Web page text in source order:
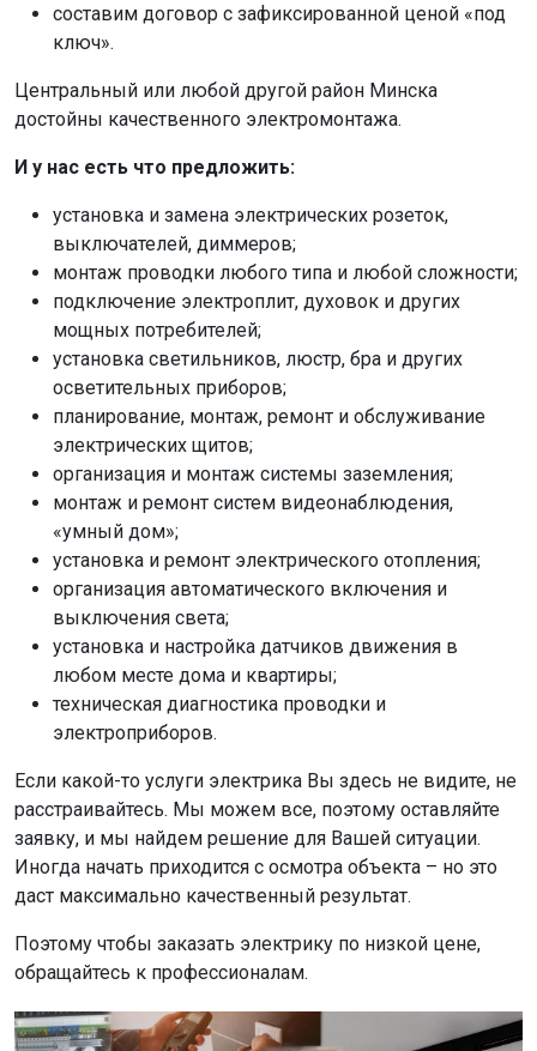
составим договор с зафиксированной ценой «под
ключ».
Центральный или любой другой район Минска
достойны качественного электромонтажа.
И у нас есть что предложить:
установка и замена электрических розеток,
выключателей, диммеров;
монтаж проводки любого типа и любой сложности;
подключение электроплит, духовок и других
мощных потребителей;
установка светильников, люстр, бра и других
осветительных приборов;
планирование, монтаж, ремонт и обслуживание
электрических щитов;
организация и монтаж системы заземления;
монтаж и ремонт систем видеонаблюдения,
«умный дом»;
установка и ремонт электрического отопления;
организация автоматического включения и
выключения света;
установка и настройка датчиков движения в
любом месте дома и квартиры;
техническая диагностика проводки и
электроприборов.
Если какой-то услуги электрика Вы здесь не видите, не
расстраивайтесь. Мы можем все, поэтому оставляйте
заявку, и мы найдем решение для Вашей ситуации.
Иногда начать приходится с осмотра объекта – но это
даст максимально качественный результат.
Поэтому чтобы заказать электрику по низкой цене,
обращайтесь к профессионалам.